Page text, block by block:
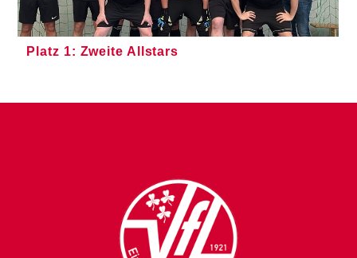
Platz 1: Zweite Allstars